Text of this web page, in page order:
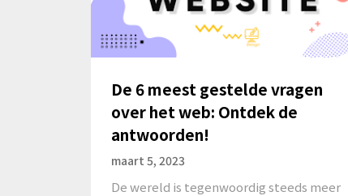
De 6 meest gestelde vragen
over het web: Ontdek de
antwoorden!
maart 5, 2023
De wereld is tegenwoordig steeds meer